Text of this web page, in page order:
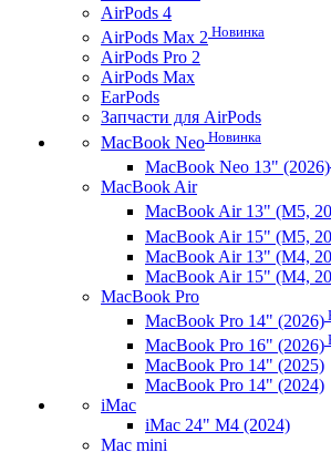
AirPods 4
AirPods Max 2 Новинка
AirPods Pro 2
AirPods Max
EarPods
Запчасти для AirPods
MacBook Neo Новинка
MacBook Neo 13" (2026)
MacBook Air
MacBook Air 13" (M5,
MacBook Air 15" (M5,
MacBook Air 13" (M4,
MacBook Air 15" (M4,
MacBook Pro
MacBook Pro 14" (2026)
MacBook Pro 16" (2026)
MacBook Pro 14" (2025)
MacBook Pro 14" (2024)
iMac
iMac 24" M4 (2024)
Mac mini